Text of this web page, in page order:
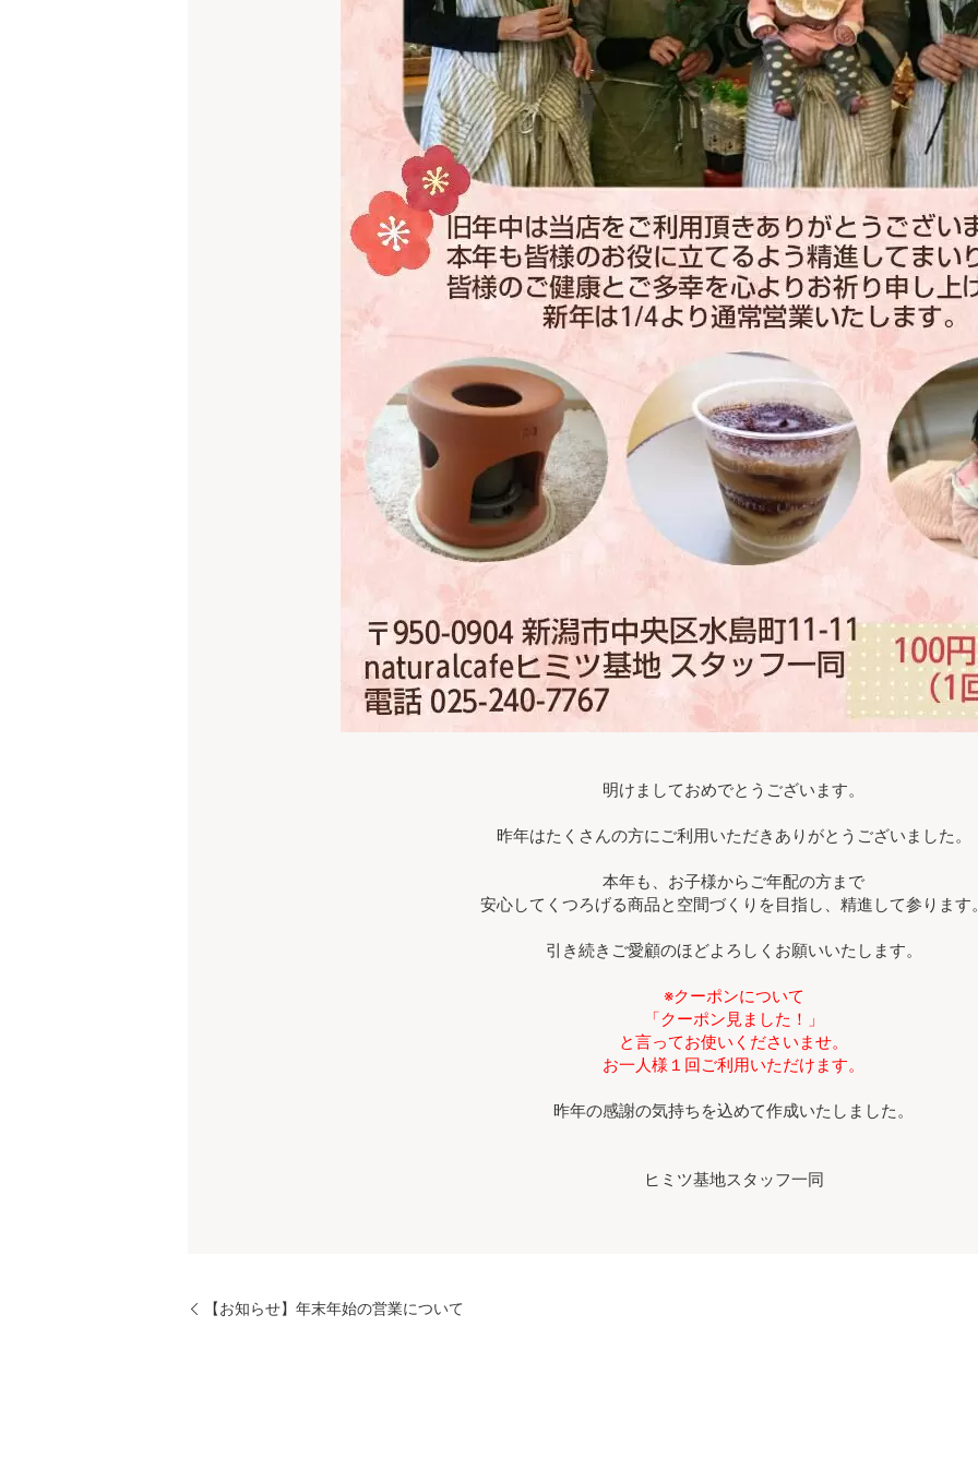
明けましておめでとうございます。
昨年はたくさんの方にご利用いただきありがとうございました。
本年も、お子様からご年配の方まで
安心してくつろげる商品と空間づくりを目指し、精進して参ります
引き続きご愛顧のほどよろしくお願いいたします。
※クーポンについて
「クーポン見ました！」
と言ってお使いくださいませ。
お一人様１回ご利用いただけます。
昨年の感謝の気持ちを込めて作成いたしました。
ヒミツ基地スタッフ一同
【お知らせ】年末年始の営業について